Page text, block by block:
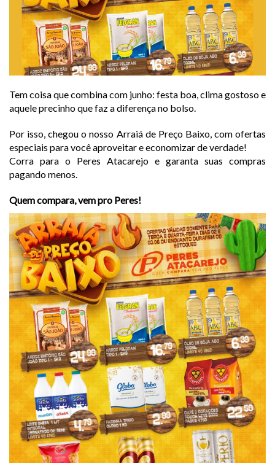
Tem coisa que combina com junho: festa boa, clima gostoso e
aquele precinho que faz a diferença no bolso.
Por isso, chegou o nosso Arraiá de Preço Baixo, com ofertas
especiais para você aproveitar e economizar de verdade!
Corra para o Peres Atacarejo e garanta suas compras
pagando menos.
Quem compara, vem pro Peres!